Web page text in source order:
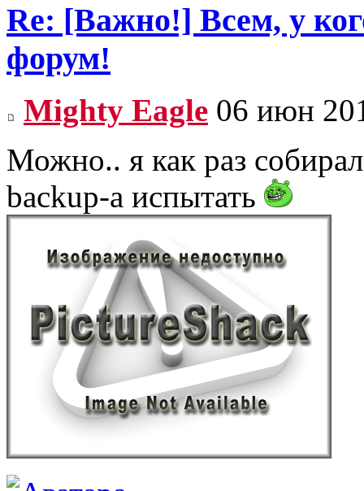
Re: [Важно!] Всем, у
форум!
Mighty Eagle 06 июн
Можно.. я как раз
backup-а испытать